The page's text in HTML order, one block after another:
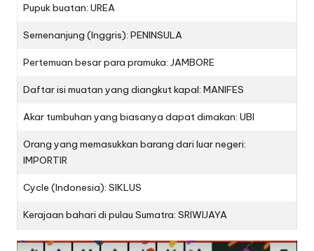
Pupuk buatan: UREA
Semenanjung (Inggris): PENINSULA
Pertemuan besar para pramuka: JAMBORE
Daftar isi muatan yang diangkut kapal: MANIFES
Akar tumbuhan yang biasanya dapat dimakan: UBI
Orang yang memasukkan barang dari luar negeri:
IMPORTIR
Cycle (Indonesia): SIKLUS
Kerajaan bahari di pulau Sumatra: SRIWIJAYA